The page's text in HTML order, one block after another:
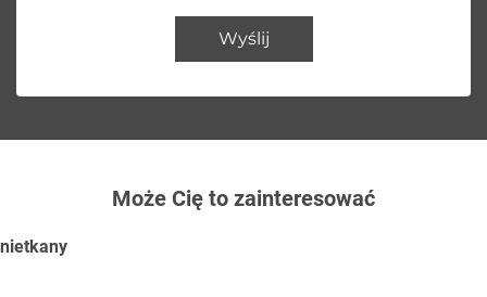
Wyślij
Może Cię to zainteresować
nietkany